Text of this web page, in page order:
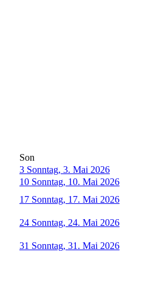
Son
3 Sonntag, 3. Mai 2026
10 Sonntag, 10. Mai 2026
17 Sonntag, 17. Mai 2026
24 Sonntag, 24. Mai 2026
31 Sonntag, 31. Mai 2026